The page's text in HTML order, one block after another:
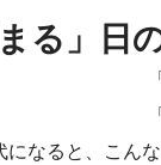
る」日
になると、こん